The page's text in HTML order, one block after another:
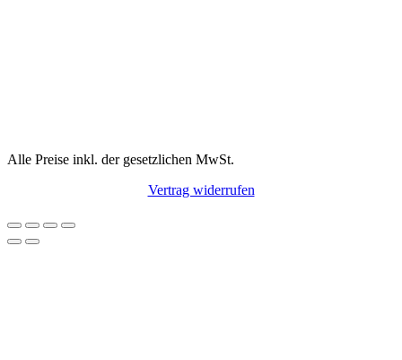
Alle Preise inkl. der gesetzlichen MwSt.
Vertrag widerrufen